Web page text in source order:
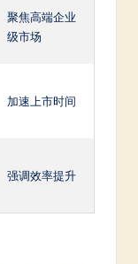
聚焦高端企业
级市场
加速上市时间
强调效率提升